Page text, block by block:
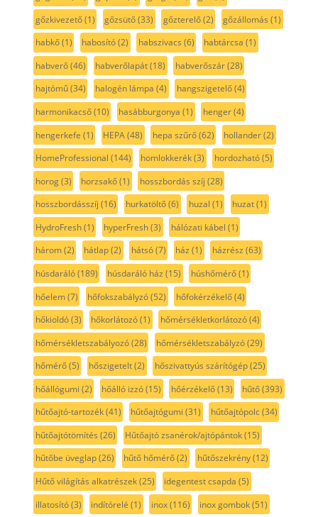
gőzkivezető(1) gőzsütő(33) gőzterelő(2) gőzállomás (1)
habkő(1) habosító(2) habszivacs (6) habtárcsa (1)
habverő(46) habverőlapát(18) habverőszár(28)
hajtómű(34) halogén lámpa (4) hangszigetelő(4)
harmonikacső(10) hasábburgonya (1) henger(4)
hengerkefe (1) HEPA(48) hepa szűrő(62) hollander(2)
HomeProfessional (144) homlokkerék(3) hordozható(5)
horog(3) horzsakő(1) hosszbordás szíj (28)
hosszbordásszíj (16) hurkatöltő(6) huzal (1) huzat(1)
HydroFresh(1) hyperFresh(3) hálózati kábel (1)
három(2) hátlap(2) hátsó(7) ház (1) házrész (63)
húsdaráló(189) húsdaráló ház (15) húshőmérő(1)
hőelem(7) hőfokszabályzó(52) hőfokérzékelő(4)
hőkioldó(3) hőkorlátozó(1) hőmérsékletkorlátozó(4)
hőmérsékletszabályozó(28) hőmérsékletszabályzó(29)
hőmérő(5) hőszigetelt(2) hőszivattyús szárítógép(25)
hőállógumi (2) hőálló izzó(15) hőérzékelő(13) hűtő(393)
hűtőajtó-tartozék(41) hűtőajtógumi (31) hűtőajtópolc(34)
hűtőajtótömítés (26) Hűtőajtó zsanérok/ajtópántok(15)
hűtőbe üveglap(26) hűtő hőmérő(2) hűtőszekrény(12)
Hűtő világítás alkatrészek(25) idegentest csapda (5)
illatosító(3) indítórelé (1) inox(116) inox gombok(51)